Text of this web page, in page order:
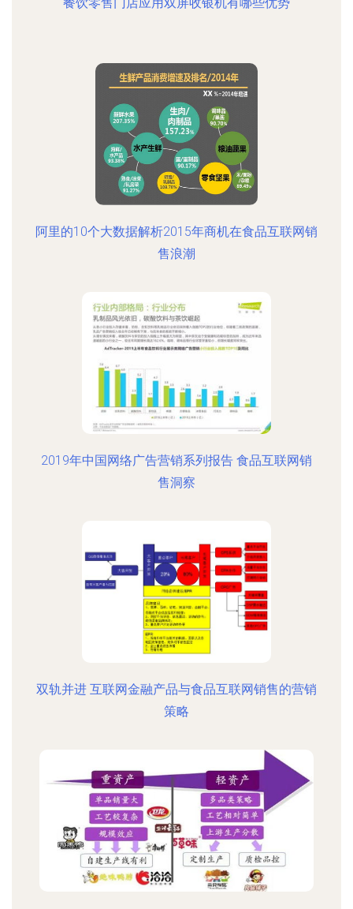
阿里的10个大数据解析2015年商机在食品互联网销
售浪潮
2019年中国网络广告营销系列报告 食品互联网销
售洞察
双轨并进 互联网金融产品与食品互联网销售的营销
策略